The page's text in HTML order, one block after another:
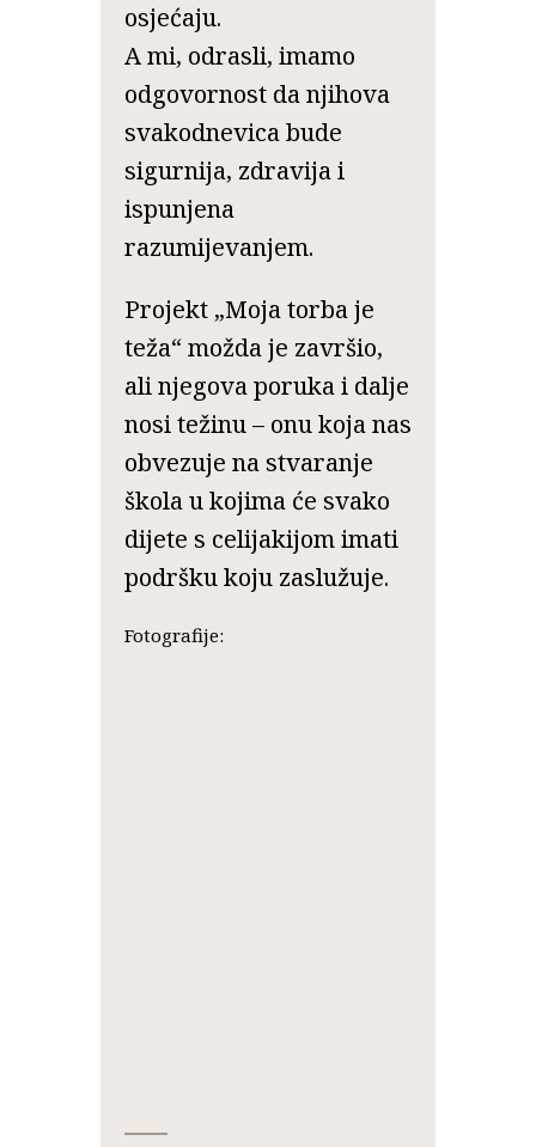
osjećaju.
A mi, odrasli, imamo
odgovornost da njihova
svakodnevica bude
sigurnija, zdravija i
ispunjena
razumijevanjem.
Projekt „Moja torba je
teža“ možda je završio,
ali njegova poruka i dalje
nosi težinu – onu koja nas
obvezuje na stvaranje
škola u kojima će svako
dijete s celijakijom imati
podršku koju zaslužuje.
Fotografije: